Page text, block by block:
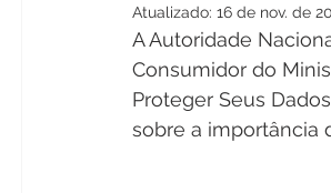
Atualizado: 16 de nov. de
A Autoridade
Consumidor do
Proteger Seus
sobre a importância